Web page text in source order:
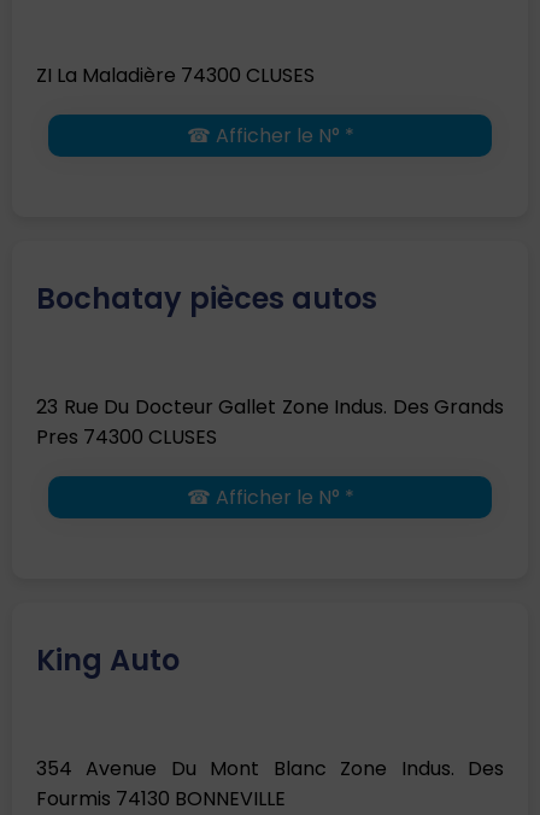
ZI La Maladière 74300 CLUSES
☎ Afficher le N° *
Bochatay pièces autos
23 Rue Du Docteur Gallet Zone Indus. Des Grands
Pres 74300 CLUSES
☎ Afficher le N° *
King Auto
354 Avenue Du Mont Blanc Zone Indus. Des
Fourmis 74130 BONNEVILLE